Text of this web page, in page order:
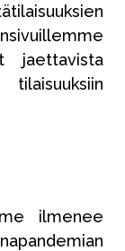
jaettavista
ilmenee